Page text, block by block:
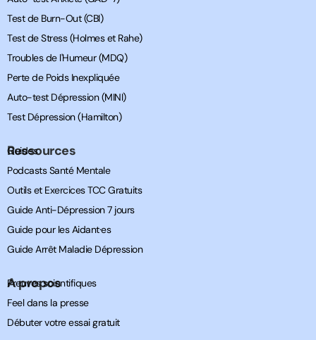
Test de Burn-Out (CBI)
Test de Stress (Holmes et Rahe)
Troubles de l'Humeur (MDQ)
Perte de Poids Inexpliquée
Auto-test Dépression (MINI)
Test Dépression (Hamilton)
Ressources
Guides
Podcasts Santé Mentale
Outils et Exercices TCC Gratuits
Guide Anti-Dépression 7 jours
Guide pour les Aidant·es
Guide Arrêt Maladie Dépression
A propos
Preuves scientifiques
Feel dans la presse
Débuter votre essai gratuit